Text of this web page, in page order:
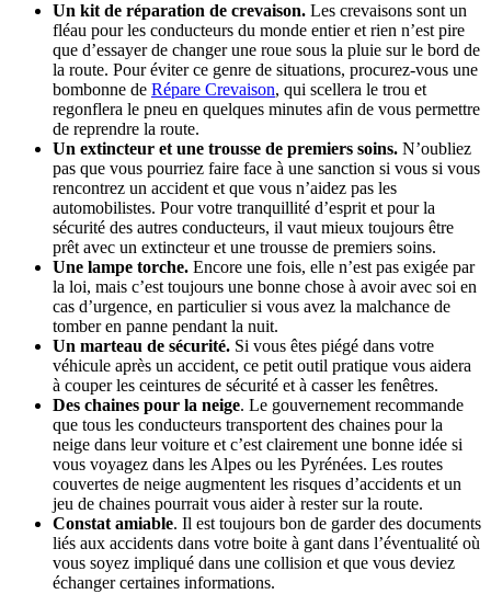
Un kit de réparation de crevaison. Les crevaisons sont un
fléau pour les conducteurs du monde entier et rien n’est pire
que d’essayer de changer une roue sous la pluie sur le bord de
la route. Pour éviter ce genre de situations, procurez-vous une
bombonne de Répare Crevaison, qui scellera le trou et
regonflera le pneu en quelques minutes afin de vous permettre
de reprendre la route.
Un extincteur et une trousse de premiers soins. N’oubliez
pas que vous pourriez faire face à une sanction si vous si vous
rencontrez un accident et que vous n’aidez pas les
automobilistes. Pour votre tranquillité d’esprit et pour la
sécurité des autres conducteurs, il vaut mieux toujours être
prêt avec un extincteur et une trousse de premiers soins.
Une lampe torche. Encore une fois, elle n’est pas exigée par
la loi, mais c’est toujours une bonne chose à avoir avec soi en
cas d’urgence, en particulier si vous avez la malchance de
tomber en panne pendant la nuit.
Un marteau de sécurité. Si vous êtes piégé dans votre
véhicule après un accident, ce petit outil pratique vous aidera
à couper les ceintures de sécurité et à casser les fenêtres.
Des chaines pour la neige. Le gouvernement recommande
que tous les conducteurs transportent des chaines pour la
neige dans leur voiture et c’est clairement une bonne idée si
vous voyagez dans les Alpes ou les Pyrénées. Les routes
couvertes de neige augmentent les risques d’accidents et un
jeu de chaines pourrait vous aider à rester sur la route.
Constat amiable. Il est toujours bon de garder des documents
liés aux accidents dans votre boite à gant dans l’éventualité où
vous soyez impliqué dans une collision et que vous deviez
échanger certaines informations.